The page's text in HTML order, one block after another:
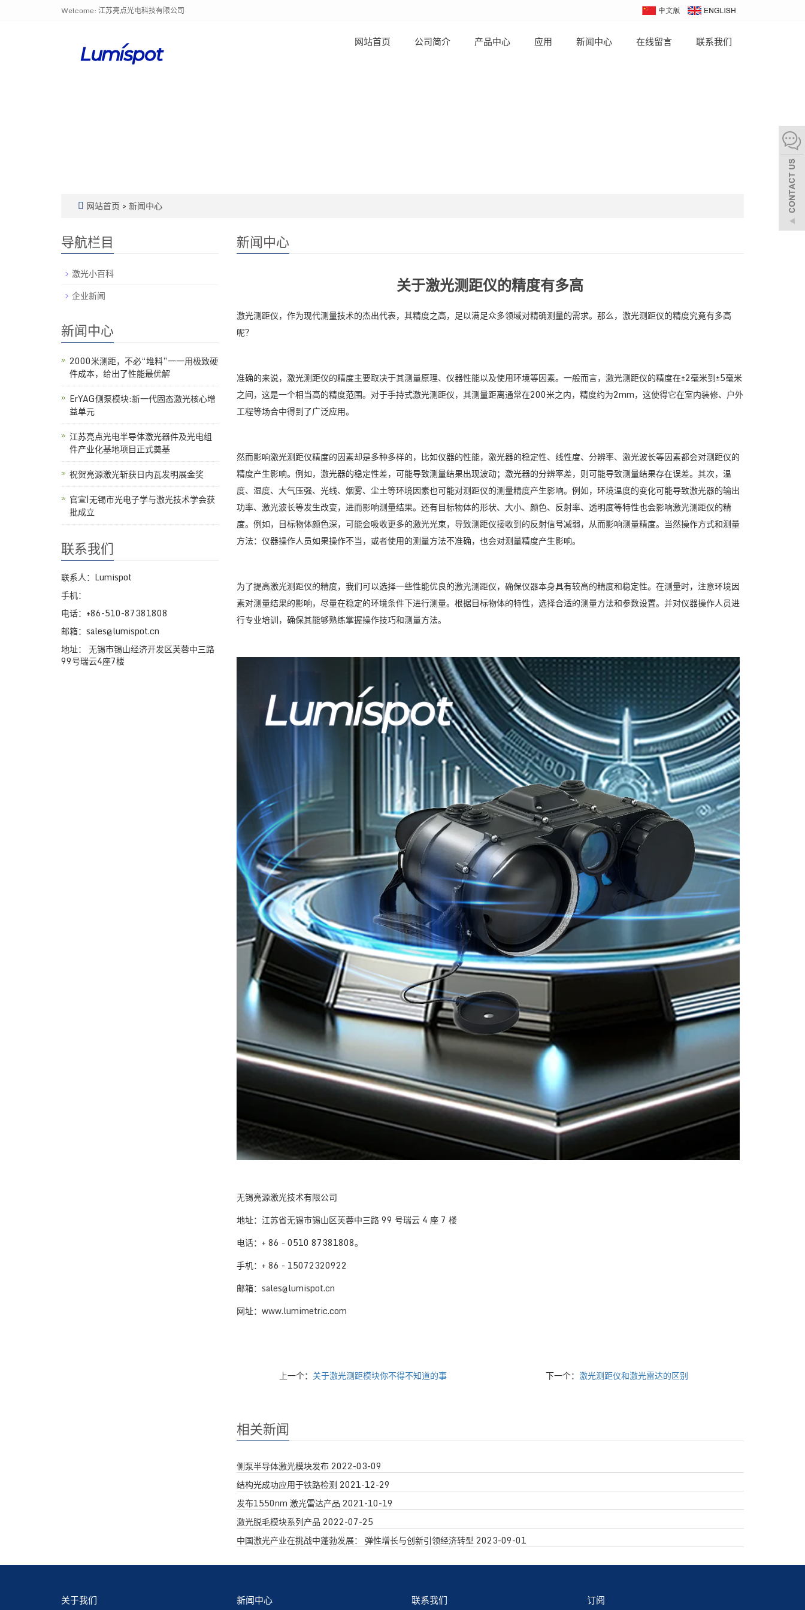
Welcome: 江苏亮点光电科技有限公司
网站首页 公司简介 产品中心 应用 新闻中心 在线留言 联系我们
网站首页 > 新闻中心
新闻中心
关于激光测距仪的精度有多高
激光测距仪，作为现代测量技术的杰出代表，其精度之高，足以满足众多领域对精确测量的需求。那么，激光测距仪的精度究竟有多高
呢？
准确的来说，激光测距仪的精度主要取决于其测量原理、仪器性能以及使用环境等因素。一般而言，激光测距仪的精度在±2毫米到±5毫米
之间，这是一个相当高的精度范围。对于手持式激光测距仪，其测量距离通常在200米之内，精度约为2mm，这使得它在室内装修、户外
工程等场合中得到了广泛应用。
然而影响激光测距仪精度的因素却是多种多样的，比如仪器的性能，激光器的稳定性、线性度、分辨率、激光波长等因素都会对测距仪的
精度产生影响。例如，激光器的稳定性差，可能导致测量结果出现波动；激光器的分辨率差，则可能导致测量结果存在误差。其次，温
度、湿度、大气压强、光线、烟雾、尘土等环境因素也可能对测距仪的测量精度产生影响。例如，环境温度的变化可能导致激光器的输出
功率、激光波长等发生改变，进而影响测量结果。还有目标物体的形状、大小、颜色、反射率、透明度等特性也会影响激光测距仪的精
度。例如，目标物体颜色深，可能会吸收更多的激光光束，导致测距仪接收到的反射信号减弱，从而影响测量精度。当然操作方式和测量
方法：仪器操作人员如果操作不当，或者使用的测量方法不准确，也会对测量精度产生影响。
为了提高激光测距仪的精度，我们可以选择一些性能优良的激光测距仪，确保仪器本身具有较高的精度和稳定性。在测量时，注意环境因
素对测量结果的影响，尽量在稳定的环境条件下进行测量。根据目标物体的特性，选择合适的测量方法和参数设置。并对仪器操作人员进
行专业培训，确保其能够熟练掌握操作技巧和测量方法。
无锡亮源激光技术有限公司
地址：江苏省无锡市锡山区芙蓉中三路 99 号瑞云 4 座 7 楼
电话：+ 86 - 0510 87381808。
手机：+ 86 - 15072320922
邮箱：sales@lumispot.cn
网址：www.lumimetric.com
上一个： 关于激光测距模块你不得不知道的事 下一个：激光测距仪和激光雷达的区别
相关新闻
侧泵半导体激光模块发布2022-03-09
结构光成功应用于铁路检测 2021-12-29
发布1550nm 激光雷达产品 2021-10-19
激光脱毛模块系列产品 2022-07-25
中国激光产业在挑战中蓬勃发展： 弹性增长与创新引领经济转型2023-09-01
导航栏目
激光小百科
企业新闻
新闻中心
2000米测距，不必“堆料”一一用极致硬
件成本，给出了性能最优解
ErYAG侧泵模块:新一代固态激光核心增
益单元
江苏亮点光电半导体激光器件及光电组
件产业化基地项目正式奠基
祝贺亮源激光斩获日内瓦发明展金奖
官宣|无锡市光电子学与激光技术学会获
批成立
联系我们
联系人：Lumispot
手机：
电话：+86-510-87381808
邮箱：sales@lumispot.cn
地址： 无锡市锡山经济开发区芙蓉中三路
99号瑞云4座7楼
关于我们 新闻中心 联系我们 订阅